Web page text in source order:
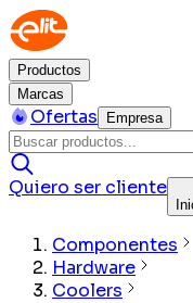
Productos
Marcas
Ofertas Empresa
Quiero ser cliente
Componentes
Hardware
Coolers